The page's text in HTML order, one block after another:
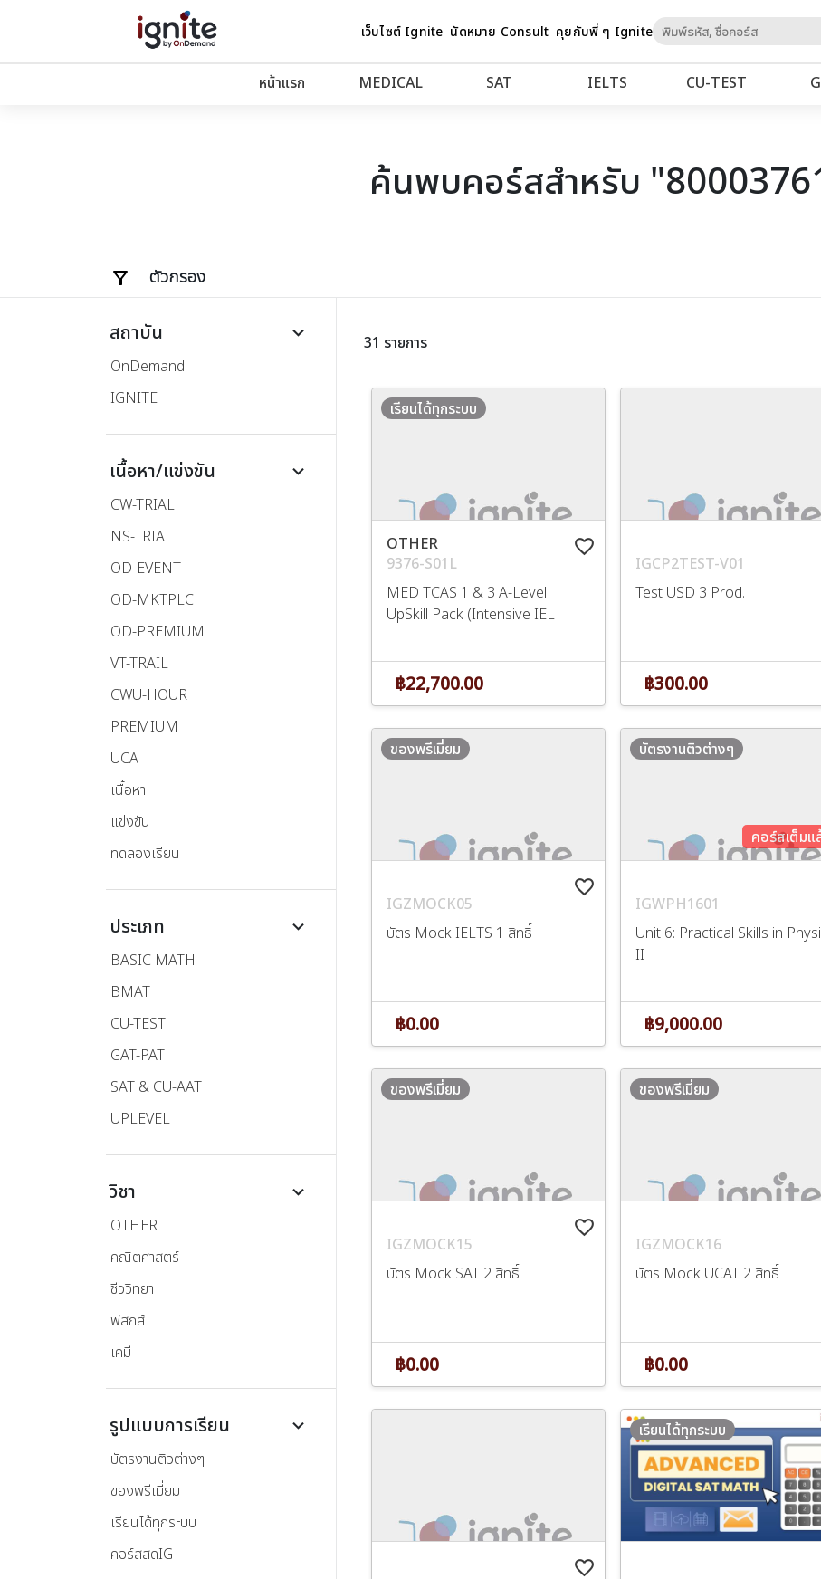
เว็บไซต์ Ignite นัดหมาย Consult คุยกับพี่ ๆ Igniteto
หน้าแรก MEDICAL SAT IELTS CU‑TEST
ค้นพบคอร์สสำหรับ
ตัวกรอง
สถาบัน keyboard_arrow_down
OnDemand
IGNITE
เนื้อหา/แข่งขัน keyboard_arrow_down
CW-TRIAL
NS-TRIAL
OD-EVENT
OD-MKTPLC
OD-PREMIUM
VT-TRAIL
CWU-HOUR
PREMIUM
UCA
เนื้อหา
แข่งขัน
ทดลองเรียน
ประเภท keyboard_arrow_down
BASIC MATH
BMAT
CU-TEST
GAT-PAT
SAT & CU-AAT
UPLEVEL
วิชา keyboard_arrow_down
OTHER
คณิตศาสตร์
ชีววิทยา
ฟิสิกส์
เคมี
รูปแบบการเรียน keyboard_arrow_down
บัตรงานติวต่างๆ
ของพรีเมี่ยม
เรียนได้ทุกระบบ
คอร์สสดIG
31 รายการ
favorite_border
OTHER
9376-S01L
MED TCAS 1 & 3 A-Level
UpSkill Pack (Intensive IEL
เรียนได้ทุกระบบ
฿22,700.00
IGCP2TEST-V01
Test USD 3 Prod.
฿300.00
favorite_border
IGZMOCK05
บัตร Mock IELTS 1 สิทธิ์
ของพรีเมี่ยม
฿0.00
IGWPH1601
Unit 6: Practical Skills in
II
คอร์สเต็มแ
บัตรงานติวต่างๆ
฿9,000.00
favorite_border
IGZMOCK15
บัตร Mock SAT 2 สิทธิ์
ของพรีเมี่ยม
฿0.00
IGZMOCK16
บัตร Mock UCAT 2 สิทธิ์
ของพรีเมี่ยม
฿0.00
favorite_border
เรียนได้ทุกระบบ